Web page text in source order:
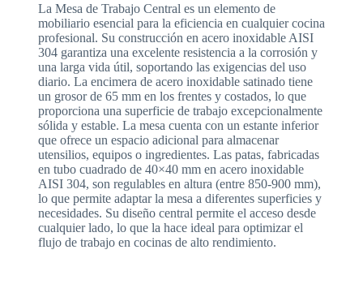
La Mesa de Trabajo Central es un elemento de
mobiliario esencial para la eficiencia en cualquier cocina
profesional. Su construcción en acero inoxidable AISI
304 garantiza una excelente resistencia a la corrosión y
una larga vida útil, soportando las exigencias del uso
diario. La encimera de acero inoxidable satinado tiene
un grosor de 65 mm en los frentes y costados, lo que
proporciona una superficie de trabajo excepcionalmente
sólida y estable. La mesa cuenta con un estante inferior
que ofrece un espacio adicional para almacenar
utensilios, equipos o ingredientes. Las patas, fabricadas
en tubo cuadrado de 40×40 mm en acero inoxidable
AISI 304, son regulables en altura (entre 850-900 mm),
lo que permite adaptar la mesa a diferentes superficies y
necesidades. Su diseño central permite el acceso desde
cualquier lado, lo que la hace ideal para optimizar el
flujo de trabajo en cocinas de alto rendimiento.